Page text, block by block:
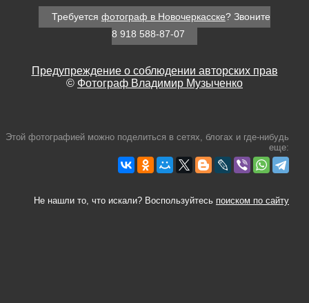
Требуется фотограф в Новочеркасске? Звоните
8 918 588-87-07
Предупреждение о соблюдении авторских прав
© Фотограф Владимир Музыченко
Этой фотографией можно поделиться в сетях, блогах и где-нибудь
еще:
Не нашли то, что искали? Воспользуйтесь поиском по сайту